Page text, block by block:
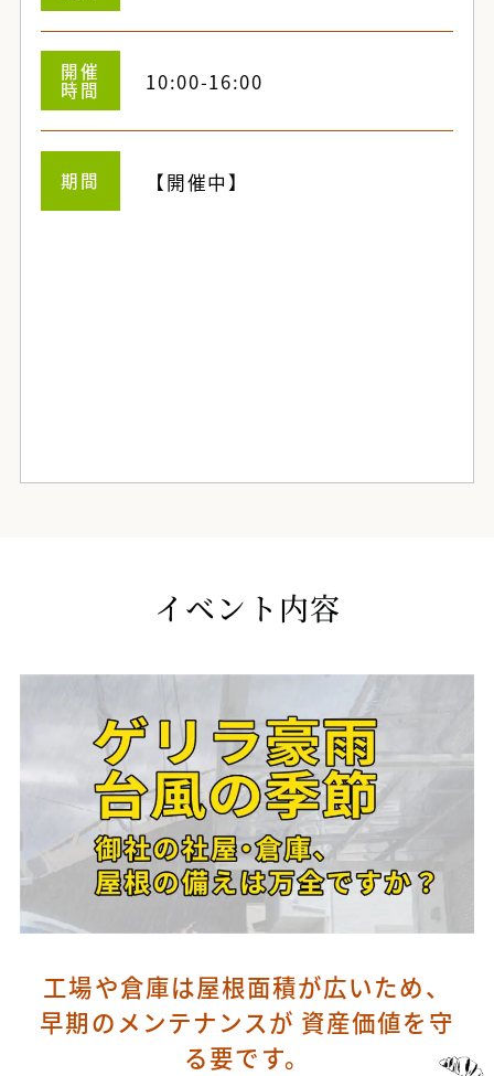
開催
時間 10:00-16:00
期間 【開催中】
イベント内容
工場や倉庫は屋根面積が広いため、
早期のメンテナンスが 資産価値を守
る要です。